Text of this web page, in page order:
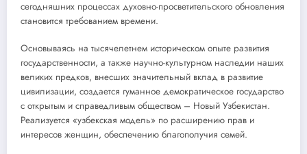
сегодняшних процессах духовно-просветительского обновления
становится требованием времени.
Основываясь на тысячелетнем историческом опыте развития
государственности, а также научно-культурном наследии наших
великих предков, внесших значительный вклад в развитие
цивилизации, создается гуманное демократическое государство
с открытым и справедливым обществом – Новый Узбекистан.
Реализуется «узбекская модель» по расширению прав и
интересов женщин, обеспечению благополучия семей.